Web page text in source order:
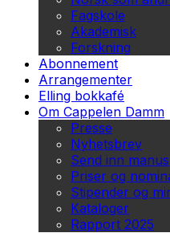
Fagskole
Akademisk
Forskning
Abonnement
Arrangementer
Elling bokkafé
Om Cappelen Damm
Presse
Nyhetsbrev
Send inn manus
Priser og
Stipender og
Kataloger
Rapport 2025